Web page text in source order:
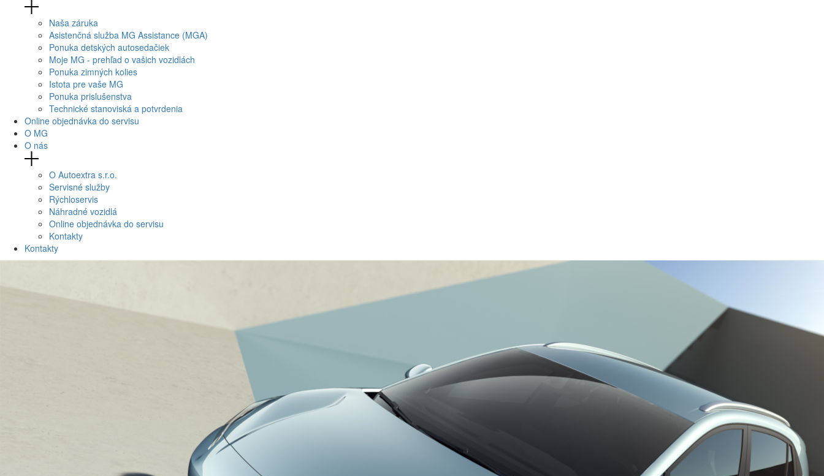
Naša záruka
Asistenčná služba MG Assistance (MGA)
Ponuka detských autosedačiek
Moje MG - prehľad o vašich vozidlách
Ponuka zimných kolies
Istota pre vaše MG
Ponuka prislušenstva
Technické stanoviská a potvrdenia
Online objednávka do servisu
O MG
O nás
O Autoextra s.r.o.
Servisné služby
Rýchloservis
Náhradné vozidlá
Online objednávka do servisu
Kontakty
Kontakty